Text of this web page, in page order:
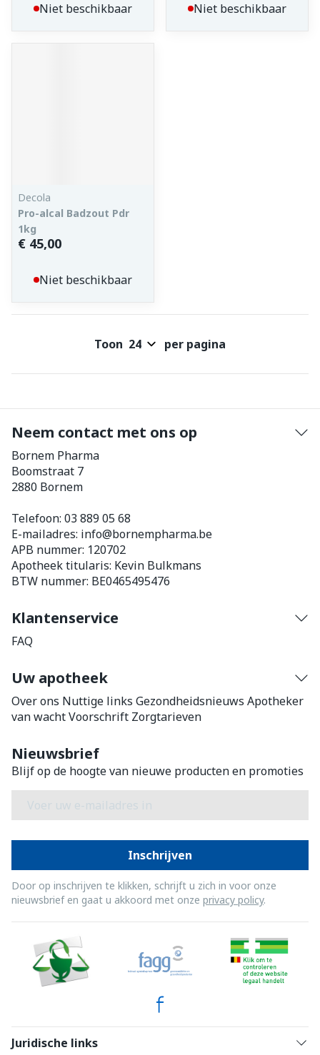
Niet beschikbaar Niet beschikbaar
Decola
Pro-alcal Badzout Pdr
1kg
€ 45,00
Niet beschikbaar
Toon per pagina
Neem contact met ons op
Bornem Pharma
Boomstraat 7
2880 Bornem
Telefoon: 03 889 05 68
E-mailadres: info@bornempharma.be
APB nummer: 120702
Apotheek titularis: Kevin Bulkmans
BTW nummer: BE0465495476
Klantenservice
FAQ
Uw apotheek
Over ons Nuttige links Gezondheidsnieuws Apotheker
van wachtVoorschrift Zorgtarieven
Nieuwsbrief
Blijf op de hoogte van nieuwe producten en promoties
Inschrijven
Door op inschrijven te klikken, schrijft u zich in voor onze
nieuwsbrief en gaat u akkoord met onze privacy policy.
Juridische links